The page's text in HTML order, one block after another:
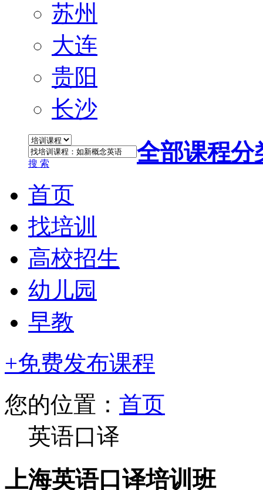
苏州
大连
贵阳
长沙
搜 索 全部课程分
首页
找培训
高校招生
幼儿园
早教
+免费发布课程
您的位置： 首页
英语口译
上海英语口译培训班